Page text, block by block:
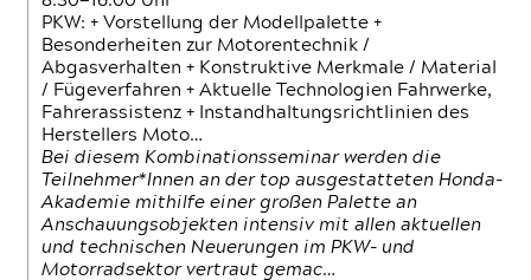
PKW: + Vorstellung der Modellpalette +
Besonderheiten zur Motorentechnik /
Abgasverhalten + Konstruktive Merkmale / Material
/ Fügeverfahren + Aktuelle Technologien Fahrwerke,
Fahrerassistenz + Instandhaltungsrichtlinien des
Herstellers Moto…
Bei diesem Kombinationsseminar werden die
Teilnehmer*Innen an der top ausgestatteten Honda-
Akademie mithilfe einer großen Palette an
Anschauungsobjekten intensiv mit allen aktuellen
und technischen Neuerungen im PKW- und
Motorradsektor vertraut gemac…